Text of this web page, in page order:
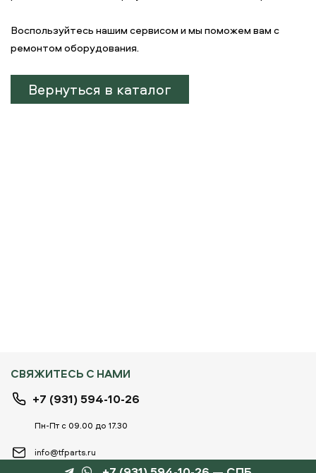
Воспользуйтесь нашим сервисом и мы поможем вам с
ремонтом оборудования.
Вернуться в каталог
СВЯЖИТЕСЬ С НАМИ
+7 (931) 594-10-26
Пн-Пт с 09.00 до 17.30
info@tfparts.ru